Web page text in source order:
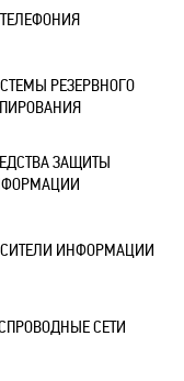
РЕЗЕРВНОГО
ЗАЩИТЫ
ИНФОРМАЦИИ
СЕТИ